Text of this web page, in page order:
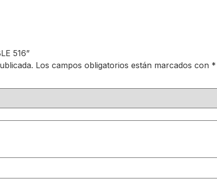
516”
Los campos obligatorios están marcados con *